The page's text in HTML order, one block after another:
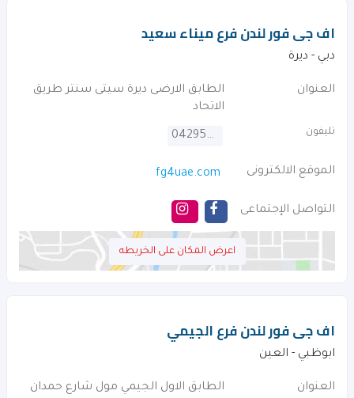
اف جى فور لندن فرع ميناء سعيد
دبي - ديرة
العنوان
الطابق الارضى ديرة سيتى سنتر طريق
الاتحاد
تليفون 042958852
الموقع الالكترونى fg4uae.com
التواصل الإجتماعى
اعرض المكان على الخريطه
اف جى فور لندن فرع الجيمي
ابوظبي - العين
العنوان
الطابق الاول الجيمي مول شارع حمدان